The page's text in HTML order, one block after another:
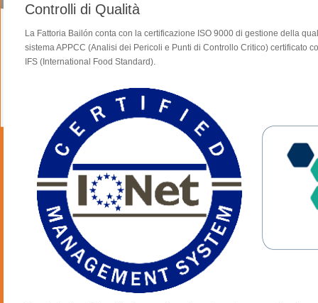
Controlli di Qualità
La Fattoria Bailón conta con la certificazione ISO 9000 di gestione della
sistema APPCC (Analisi dei Pericoli e Punti di Controllo Critico) certificato
IFS (International Food Standard).